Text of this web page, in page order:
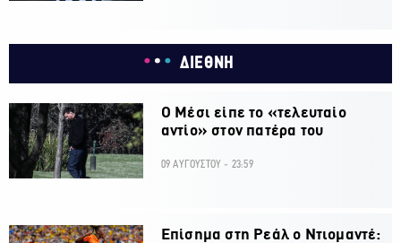
ΔΙΕΘΝΗ
Ο Μέσι είπε το «τελευταίο
αντίο» στον πατέρα του
09 ΑΥΓΟΥΣΤΟΥ - 23:59
Επίσημα στη Ρεάλ ο Ντιομαντέ: